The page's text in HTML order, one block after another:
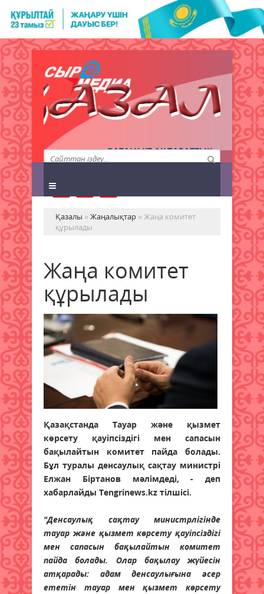
QAZALY.KZ АҚПАРАТТЫҚ
АГЕНТТІГІ
Қазалы »Жаңалықтар » Жаңа комитет
құрылады
Жаңа комитет
құрылады
Қазақстанда Тауар және қызмет
көрсету қауіпсіздігі мен сапасын
бақылайтын комитет пайда болады.
Бұл туралы денсаулық сақтау министрі
Елжан Біртанов мәлімдеді, - деп
хабарлайды Tengrinews.kz тілшісі.
"Денсаулық сақтау министрлігінде
тауар және қызмет көрсету қауіпсіздігі
мен сапасын бақылайтын комитет
пайда болады. Олар бақылау жүйесін
атқарады: адам денсаулығына әсер
ететін тауар мен қызмет көрсету